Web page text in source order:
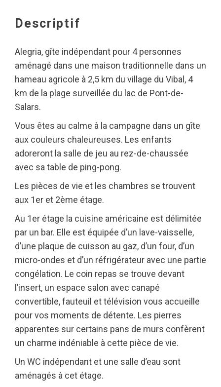
Descriptif
Alegria, gîte indépendant pour 4 personnes
aménagé dans une maison traditionnelle dans un
hameau agricole à 2,5 km du village du Vibal, 4
km de la plage surveillée du lac de Pont-de-
Salars.
Vous êtes au calme à la campagne dans un gîte
aux couleurs chaleureuses. Les enfants
adoreront la salle de jeu au rez-de-chaussée
avec sa table de ping-pong.
Les pièces de vie et les chambres se trouvent
aux 1er et 2ème étage.
Au 1er étage la cuisine américaine est délimitée
par un bar. Elle est équipée d’un lave-vaisselle,
d’une plaque de cuisson au gaz, d’un four, d’un
micro-ondes et d’un réfrigérateur avec une partie
congélation. Le coin repas se trouve devant
l’insert, un espace salon avec canapé
convertible, fauteuil et télévision vous accueille
pour vos moments de détente. Les pierres
apparentes sur certains pans de murs confèrent
un charme indéniable à cette pièce de vie.
Un WC indépendant et une salle d’eau sont
aménagés à cet étage.